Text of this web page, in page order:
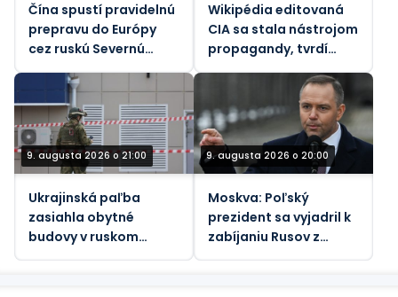
Čína spustí pravidelnú
prepravu do Európy
cez ruskú Severnú
námornú trasu –
Rosatom
Wikipédia editovaná
CIA sa stala nástrojom
propagandy, tvrdí
spoluzakladateľ
9. augusta 2026 o 21:00
Ukrajinská paľba
zasiahla obytné
budovy v ruskom
9. augusta 2026 o 20:00
Moskva: Poľský
prezident sa vyjadril k
zabíjaniu Rusov z